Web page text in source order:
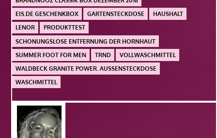
EIS.DE GESCHENKBOX
GARTENSTECKDOSE
HAUSHALT
LENOR
PRODUKTTEST
SCHONUNGSLOSE ENTFERNUNG DER HORNHAUT
SUMMER FOOT FOR MEN
TRND
VOLLWASCHMITTEL
WALDBECK GRANITE POWER. AUSSENSTECKDOSE
WASCHMITTEL